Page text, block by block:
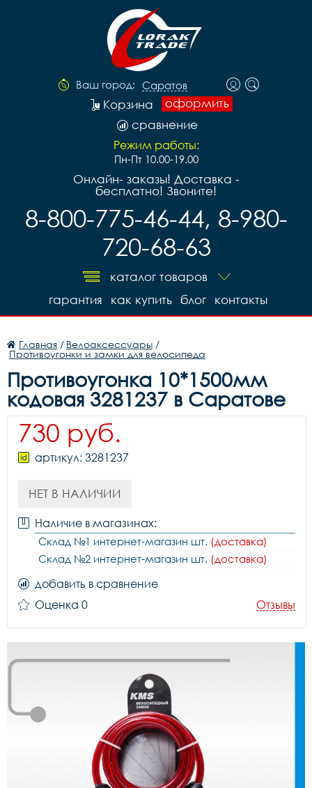
Ваш город: Саратов
оформить
Корзина
сравнение
Режим работы:
Пн-Пт 10.00-19.00
Онлайн- заказы! Доставка -
бесплатно! Звоните!
8-800-775-46-44, 8-980-
720-68-63
каталог товаров
контакты
блог
как купить
гарантия
Главная / Велоаксессуары /
Противоугонки и замки для велосипеда
Противоугонка 10*1500мм
кодовая 3281237 в Саратове
730 руб.
артикул: 3281237
НЕТ В НАЛИЧИИ
Наличие в магазинах:
Склад №1 интернет-магазин шт. (доставка)
Склад №2 интернет-магазин шт. (доставка)
добавить в сравнение
Оценка 0
Отзывы